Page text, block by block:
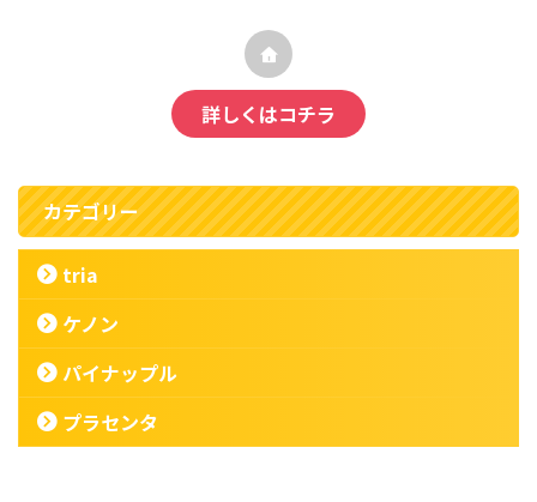
詳しくはコチラ
カテゴリー
tria
ケノン
パイナップル
プラセンタ